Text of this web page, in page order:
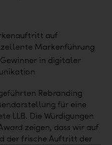
auf
Markenführung
in digitaler
Rebranding
für eine
LLB. Die Würdigungen
zeigen, dass wir auf
der frische Auftritt der